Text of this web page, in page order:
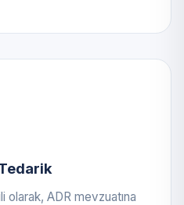
olarak, ADR mevzuatına